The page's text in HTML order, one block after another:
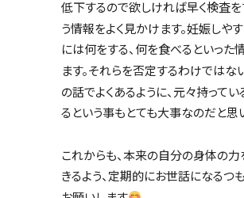
低下するので欲しければ早く検査
う情報をよく見かけます。妊娠しや
には何をする、何を食べるといった
ます。それらを否定するわけではな
の話でよくあるように、元々持って
るという事もとても大事なのだと思
これからも、本来の自分の身体の力
きるよう、定期的にお世話になるつも